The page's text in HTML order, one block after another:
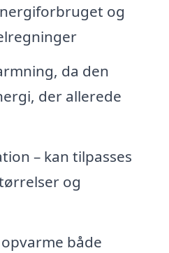
og
da den
der allerede
– kan tilpasses
og
både